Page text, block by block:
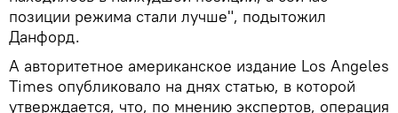
позиции режима стали лучше", подытожил
Данфорд.
А авторитетное американское издание Los Angeles
Times опубликовало на днях статью, в которой
утверждается, что, по мнению экспертов, операция